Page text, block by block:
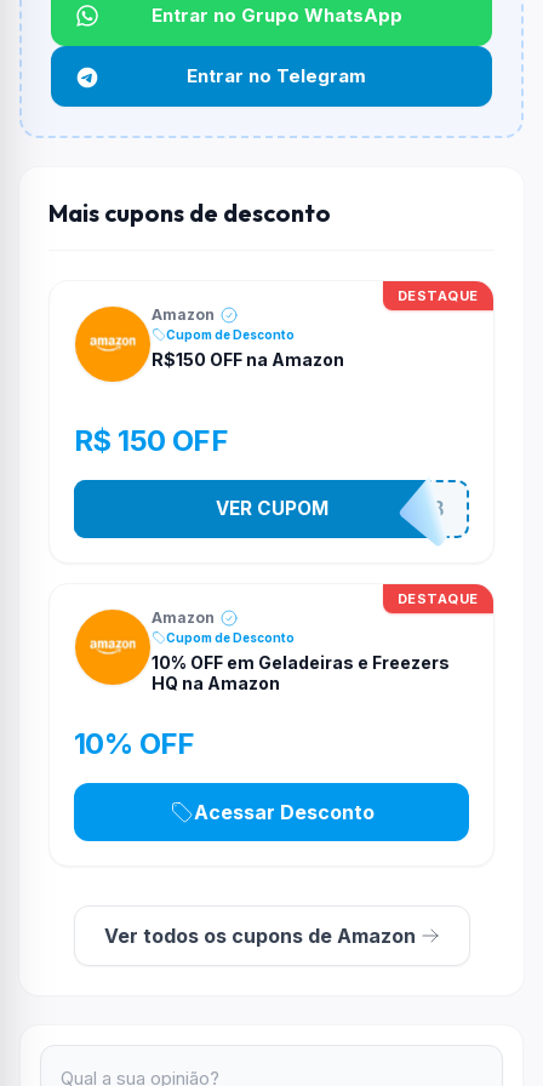
Não informado ou sem limite.
Funciona em qualquer produto?
Não necessariamente. Depende de itens participantes
e alguns vendedores ou produtos especificos podem
Entrar no Grupo WhatsApp
Entrar no Telegram
Mais cupons de desconto
DESTAQUE
Amazon
Cupom de Desconto
R$150 OFF na Amazon
R$ 150 OFF
ULTIMO8DO8
VER CUPOM
DESTAQUE
Amazon
Cupom de Desconto
10% OFF em Geladeiras e Freezers
HQ na Amazon
10% OFF
Acessar Desconto
Ver todos os cupons de Amazon